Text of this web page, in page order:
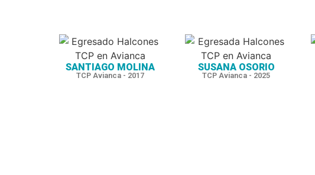
SANTIAGO MOLINA
TCP Avianca - 2017
SUSANA OSORIO
TCP Avianca - 2025